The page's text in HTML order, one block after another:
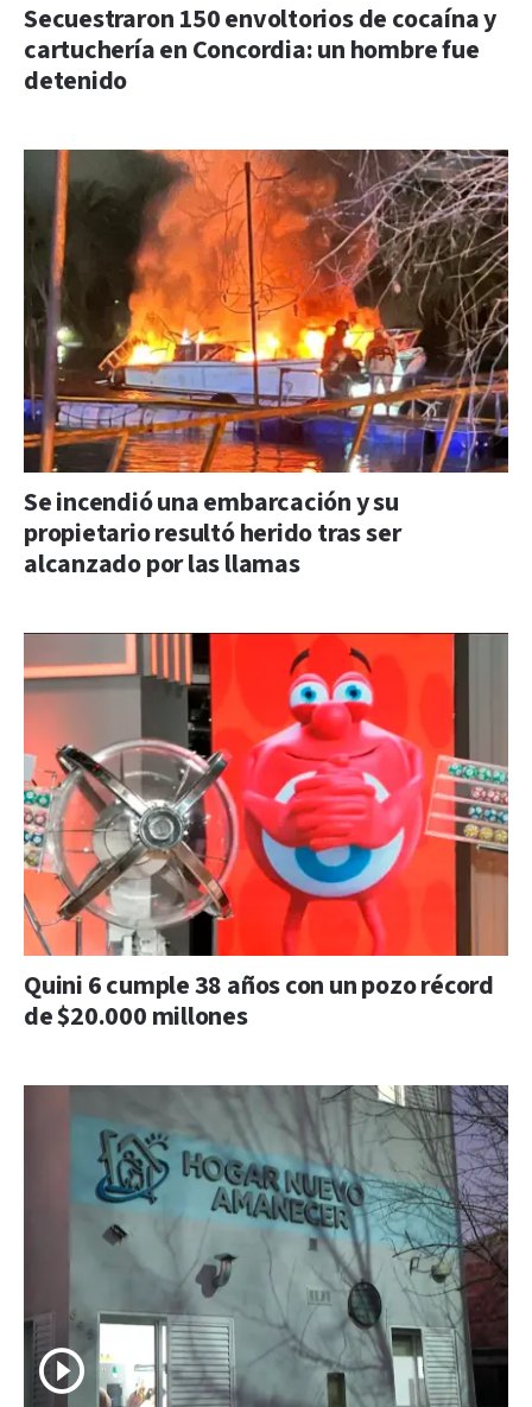
Secuestraron 150 envoltorios de cocaína y
cartuchería en Concordia: un hombre fue
detenido
Se incendió una embarcación y su
propietario resultó herido tras ser
alcanzado por las llamas
Quini 6 cumple 38 años con un pozo récord
de $20.000 millones